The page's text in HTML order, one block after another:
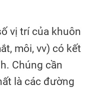
vị trí của khuôn
môi, vv) có kết
Chúng cần
là các đường